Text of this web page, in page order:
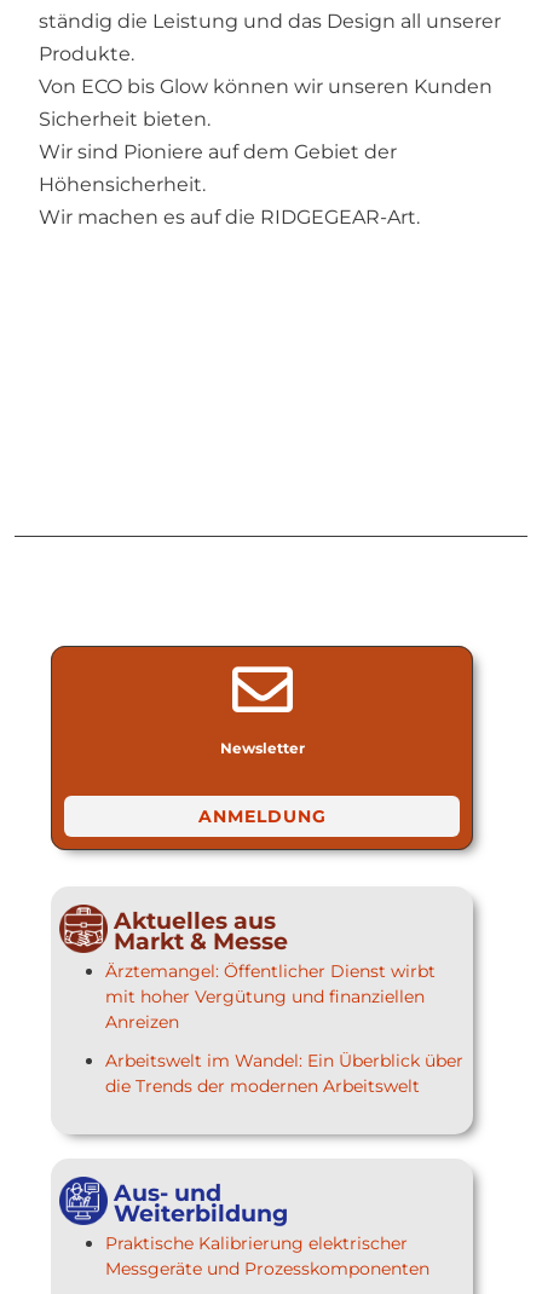
Newsletter
ANMELDUNG
Aktuelles aus
Markt & Messe
Ärztemangel: Öffentlicher Dienst wirbt
mit hoher Vergütung und finanziellen
Anreizen
Arbeitswelt im Wandel: Ein Überblick über
die Trends der modernen Arbeitswelt
Aus- und
Weiterbildung
Praktische Kalibrierung elektrischer
Messgeräte und Prozesskomponenten
ständig die Leistung und das Design all unserer
Produkte.
Von ECO bis Glow können wir unseren Kunden
Sicherheit bieten.
Wir sind Pioniere auf dem Gebiet der
Höhensicherheit.
Wir machen es auf die RIDGEGEAR-Art.